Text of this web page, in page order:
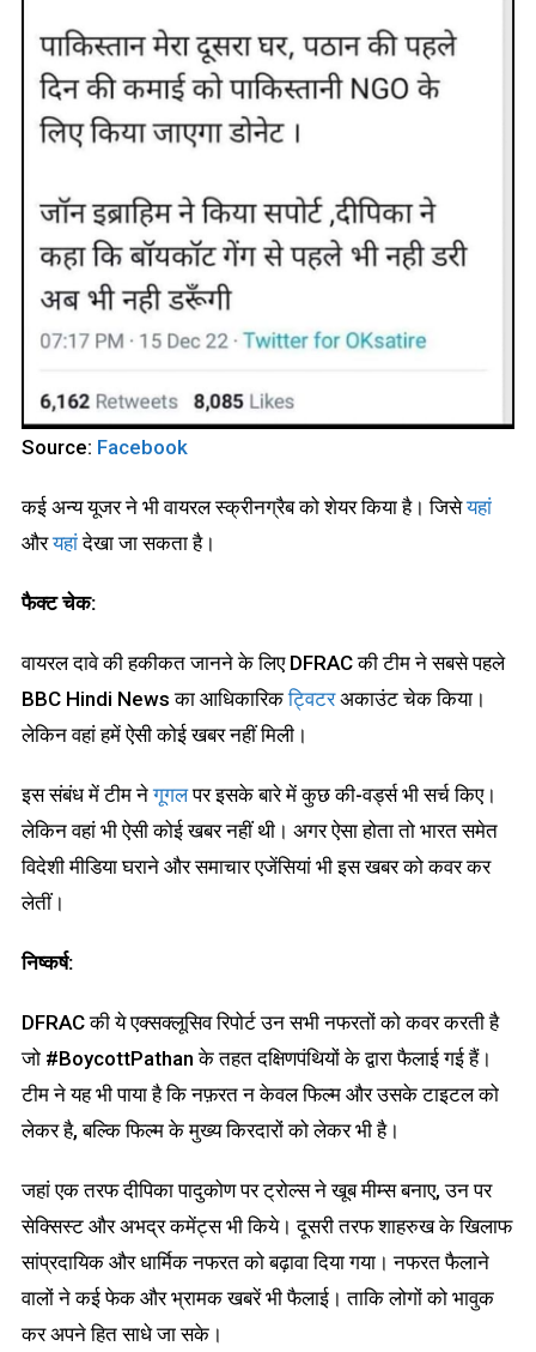
Source: Facebook
कई अन्य यूजर ने भी वायरल स्क्रीनग्रैब को शेयर किया है। जिसेयहां
औरयहांदेखा जा सकता है।
फैक्ट चेक:
वायरल दावे की हकीकत जानने के लिए DFRAC की टीम ने सबसे पहले
BBC Hindi News का आधिकारिकट्विटरअकाउंट चेक किया।
लेकिन वहां हमें ऐसी कोई खबर नहीं मिली।
इस संबंध में टीम नेगूगलपर इसके बारे में कुछ की-वर्ड्स भी सर्च किए।
लेकिन वहां भी ऐसी कोई खबर नहीं थी। अगर ऐसा होता तो भारत समेत
विदेशी मीडिया घराने और समाचार एजेंसियां भी इस खबर को कवर कर
लेतीं।
निष्कर्ष:
DFRAC की ये एक्सक्लूसिव रिपोर्ट उन सभी नफरतों को कवर करती है
जो #BoycottPathan के तहत दक्षिणपंथियों के द्वारा फैलाई गई हैं।
टीम ने यह भी पाया है कि नफ़रत न केवल फिल्म और उसके टाइटल को
लेकर है, बल्कि फिल्म के मुख्य किरदारों को लेकर भी है।
जहां एक तरफ दीपिका पादुकोण पर ट्रोल्स ने खूब मीम्स बनाए, उन पर
सेक्सिस्ट और अभद्र कमेंट्स भी किये। दूसरी तरफ शाहरुख के खिलाफ
सांप्रदायिक और धार्मिक नफरत को बढ़ावा दिया गया। नफरत फैलाने
वालों ने कई फेक और भ्रामक खबरें भी फैलाई। ताकि लोगों को भावुक
कर अपने हित साधे जा सके।